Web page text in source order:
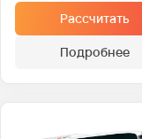
Рассчитать
Подробнее